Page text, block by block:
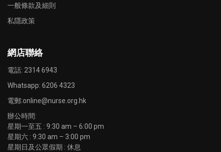
一般條款及細則
私隱政策
網店聯絡
電話: 2314 6943
Whatsapp: 6206 4323
電郵:online@nurse.org.hk
辦公時間:
星期一至五 : 9:30 am – 6:00 pm
星期六 : 9:30 am – 3:00 pm
星期日及公眾假期 : 休息